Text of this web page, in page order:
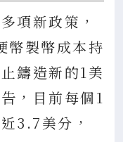
項新政策，
幣製幣成本持
鑄造新的1美
，目前每個1
3.7美分，